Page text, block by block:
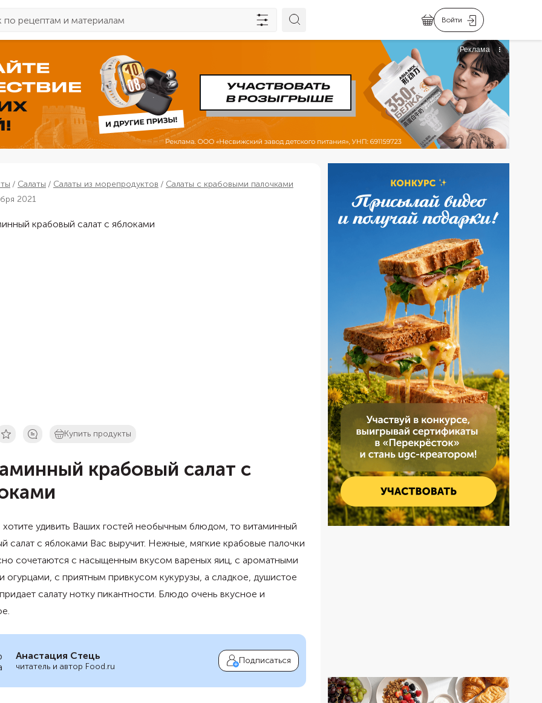
Войти
Салаты Салаты из морепродуктов
Салаты с крабовыми палочками
2021
Купить продукты
крабовый салат с
удивить Ваших гостей необычным блюдом, то витаминный
салат с яблоками Вас выручит. Нежные, мягкие крабовые палочки
сочетаются с насыщенным вкусом вареных яиц, с ароматными
огурцами, с приятным привкусом кукурузы, а сладкое, душистое
салату нотку пикантности. Блюдо очень вкусное и
Анастация Стець
читатель и автор Food.ru
Подписаться